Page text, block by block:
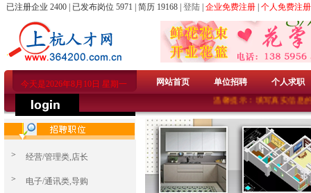
已注册企业 2400 | 已发布岗位 5971 | 简历 19168 | 登陆 企业免费注册 个人免费注册
今天是2026年8月10日 星期一 网站首页 单位招聘
个人求职
温馨提示：填写真实信息
> 经营/管理类,店长
> 电子/通讯类,导购